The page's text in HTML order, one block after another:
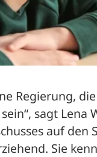
Regierung,
sagt Lena
auf den
Sie